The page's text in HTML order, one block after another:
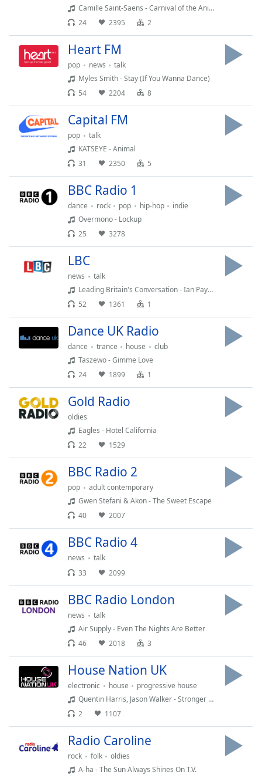
descriptions
off,
subtitles
settings
subtitles
Picture-
This
Beginning
will
cancel
window.
Opacity
Color
Caption
Background
Camille Saint-Saens - Carnival of the Animals (14)
24
2395 2
Heart FM
pop news
talk
Myles Smith - Stay (If You Wanna Dance)
54
2204 8
Capital FM
pop
talk
KATSEYE - Animal
31
2350 5
BBC Radio 1
dance rock pop hip-hop
indie
Overmono - Lockup
25
3278
LBC
news
talk
Leading Britain's Conversation - Ian Payne
52
1361 1
Dance UK Radio
dance trance house
club
Taszewo - Gimme Love
24
1899 1
Gold Radio
oldies
Eagles - Hotel California
22
1529
BBC Radio 2
pop
adult contemporary
Gwen Stefani & Akon - The Sweet Escape
40
2007
BBC Radio 4
news
talk
33
2099
BBC Radio London
news
talk
Air Supply - Even The Nights Are Better
46
2018 3
House Nation UK
electronic house
progressive house
Quentin Harris, Jason Walker - Stronger (Mattei & Omich Extended Remix)
2
1107
Radio Caroline
rock folk
oldies
A-ha - The Sun Always Shines On T.V.